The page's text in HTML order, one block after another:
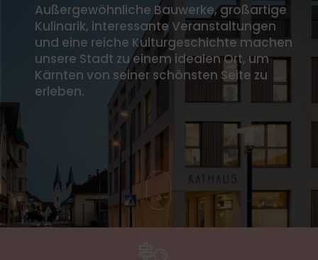
Außergewöhnliche Bauwerke, großartige
Kulinarik, interessante Veranstaltungen
und eine reiche Kulturgeschichte machen
unsere Stadt zu einem idealen Ort, um
Kärnten von seiner schönsten Seite zu
erleben.